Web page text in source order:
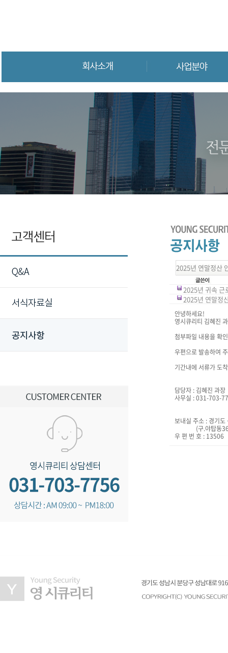
2025년 연말정산
2025년 귀속
2025년 연말정
안녕하세요!
영시큐리티 김혜진
첨부파일 내용을 확
우편으로 발송하여
기간내에 서류가 도
담당자 : 김혜진 과장
사무실 : 031-703-
보내실 주소 : 경기
(구.야탑동366-
우 편 번 호 : 13506